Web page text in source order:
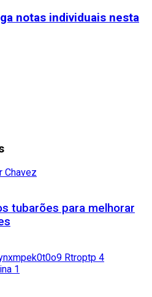
notas individuais nesta
tubarões para melhorar